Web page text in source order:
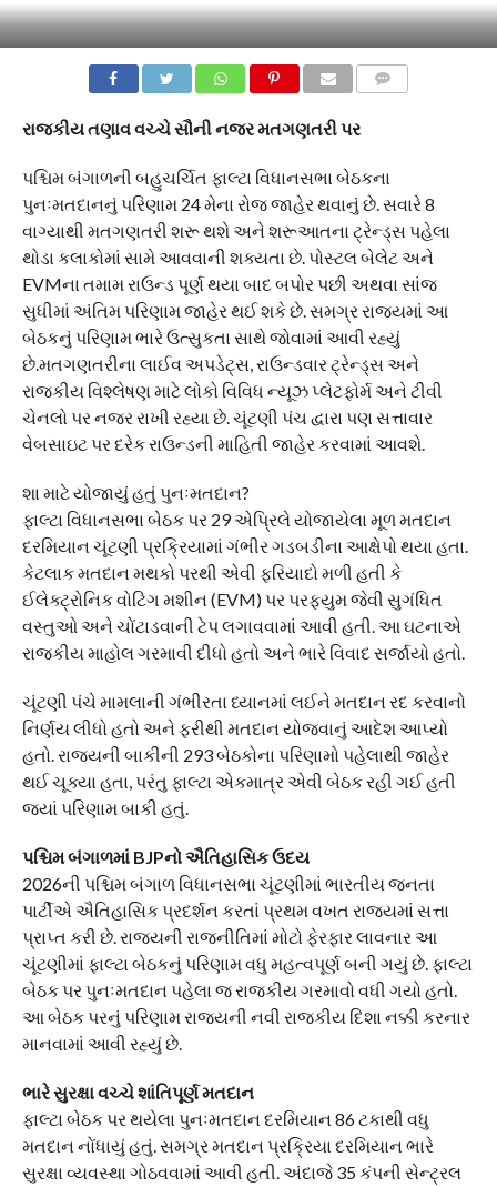
રાજકીય તણાવ વચ્ચે સૌની નજર મતગણતરી પર
પશ્ચિમ બંગાળની બહુચર્ચિત ફાલ્ટા વિધાનસભા બેઠકના
પુનઃમતદાનનું પરિણામ 24 મેના રોજ જાહેર થવાનું છે. સવારે 8
વાગ્યાથી મતગણતરી શરૂ થશે અને શરૂઆતના ટ્રેન્ડ્સ પહેલા
થોડા કલાકોમાં સામે આવવાની શક્યતા છે. પોસ્ટલ બેલેટ અને
EVMના તમામ રાઉન્ડ પૂર્ણ થયા બાદ બપોર પછી અથવા સાંજ
સુધીમાં અંતિમ પરિણામ જાહેર થઈ શકે છે. સમગ્ર રાજ્યમાં આ
બેઠકનું પરિણામ ભારે ઉત્સુકતા સાથે જોવામાં આવી રહ્યું
છે.મતગણતરીના લાઈવ અપડેટ્સ, રાઉન્ડવાર ટ્રેન્ડ્સ અને
રાજકીય વિશ્લેષણ માટે લોકો વિવિધ ન્યૂઝ પ્લેટફોર્મ અને ટીવી
ચેનલો પર નજર રાખી રહ્યા છે. ચૂંટણી પંચ દ્વારા પણ સત્તાવાર
વેબસાઇટ પર દરેક રાઉન્ડની માહિતી જાહેર કરવામાં આવશે.
શા માટે યોજાયું હતું પુનઃમતદાન?
ફાલ્ટા વિધાનસભા બેઠક પર 29 એપ્રિલે યોજાયેલા મૂળ મતદાન
દરમિયાન ચૂંટણી પ્રક્રિયામાં ગંભીર ગડબડીના આક્ષેપો થયા હતા.
કેટલાક મતદાન મથકો પરથી એવી ફરિયાદો મળી હતી કે
ઈલેક્ટ્રોનિક વોટિંગ મશીન (EVM) પર પરફ્યુમ જેવી સુગંધિત
વસ્તુઓ અને ચોંટાડવાની ટેપ લગાવવામાં આવી હતી. આ ઘટનાએ
રાજકીય માહોલ ગરમાવી દીધો હતો અને ભારે વિવાદ સર્જાયો હતો.
ચૂંટણી પંચે મામલાની ગંભીરતા ધ્યાનમાં લઈને મતદાન રદ કરવાનો
નિર્ણય લીધો હતો અને ફરીથી મતદાન યોજવાનું આદેશ આપ્યો
હતો. રાજ્યની બાકીની 293 બેઠકોના પરિણામો પહેલાથી જાહેર
થઈ ચૂક્યા હતા, પરંતુ ફાલ્ટા એકમાત્ર એવી બેઠક રહી ગઈ હતી
જ્યાં પરિણામ બાકી હતું.
પશ્ચિમ બંગાળમાં BJPનો ઐતિહાસિક ઉદય
2026ની પશ્ચિમ બંગાળ વિધાનસભા ચૂંટણીમાં ભારતીય જનતા
પાર્ટીએ ઐતિહાસિક પ્રદર્શન કરતાં પ્રથમ વખત રાજ્યમાં સત્તા
પ્રાપ્ત કરી છે. રાજ્યની રાજનીતિમાં મોટો ફેરફાર લાવનાર આ
ચૂંટણીમાં ફાલ્ટા બેઠકનું પરિણામ વધુ મહત્વપૂર્ણ બની ગયું છે. ફાલ્ટા
બેઠક પર પુનઃમતદાન પહેલા જ રાજકીય ગરમાવો વધી ગયો હતો.
આ બેઠક પરનું પરિણામ રાજ્યની નવી રાજકીય દિશા નક્કી કરનાર
માનવામાં આવી રહ્યું છે.
ભારે સુરક્ષા વચ્ચે શાંતિપૂર્ણ મતદાન
ફાલ્ટા બેઠક પર થયેલા પુનઃમતદાન દરમિયાન 86 ટકાથી વધુ
મતદાન નોંધાયું હતું. સમગ્ર મતદાન પ્રક્રિયા દરમિયાન ભારે
સુરક્ષા વ્યવસ્થા ગોઠવવામાં આવી હતી. અંદાજે 35 કંપની સેન્ટ્રલ